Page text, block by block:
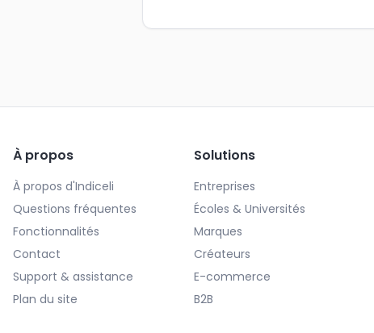
À propos
À propos d'Indiceli
Questions fréquentes
Fonctionnalités
Contact
Support & assistance
Plan du site
Solutions
Entreprises
Écoles & Universités
Marques
Créateurs
E-commerce
B2B